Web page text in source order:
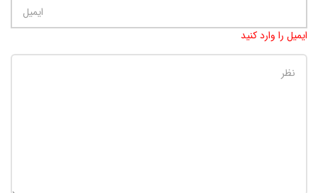
ایمیل را وارد کنید